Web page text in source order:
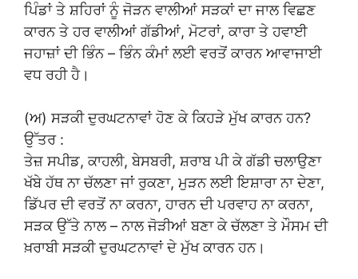
ਪਿੰਡਾਂ ਤੇ ਸ਼ਹਿਰਾਂ ਨੂੰ ਜੋੜਨ ਵਾਲੀਆਂ ਸੜਕਾਂ ਦਾ ਜਾਲ ਵਿਛਣ
ਕਾਰਨ ਤੇ ਹਰ ਵਾਲੀਆਂ ਗੱਡੀਆਂ, ਮੋਟਰਾਂ, ਕਾਰਾ ਤੇ ਹਵਾਈ
ਜਹਾਜ਼ਾਂ ਦੀ ਭਿੰਨ – ਭਿੰਨ ਕੰਮਾਂ ਲਈ ਵਰਤੋਂ ਕਾਰਨ ਆਵਾਜਾਈ
ਵਧ ਰਹੀ ਹੈ।
(ਅ) ਸੜਕੀ ਦੁਰਘਟਨਾਵਾਂ ਹੋਣ ਕੇ ਕਿਹੜੇ ਮੁੱਖ ਕਾਰਨ ਹਨ?
ਉੱਤਰ :
ਤੇਜ਼ ਸਪੀਡ, ਕਾਹਲੀ, ਬੇਸਬਰੀ, ਸ਼ਰਾਬ ਪੀ ਕੇ ਗੱਡੀ ਚਲਾਉਣਾ
ਖੱਬੇ ਹੱਥ ਨਾ ਚੱਲਣਾ ਜਾਂ ਰੁਕਣਾ, ਮੁੜਨ ਲਈ ਇਸ਼ਾਰਾ ਨਾ ਦੇਣਾ,
ਡਿੱਪਰ ਦੀ ਵਰਤੋਂ ਨਾ ਕਰਨਾ, ਹਾਰਨ ਦੀ ਪਰਵਾਹ ਨਾ ਕਰਨਾ,
ਸੜਕ ਉੱਤੇ ਨਾਲ – ਨਾਲ ਜੋੜੀਆਂ ਬਣਾ ਕੇ ਚੱਲਣਾ ਤੇ ਮੌਸਮ ਦੀ
ਖ਼ਰਾਬੀ ਸੜਕੀ ਦੁਰਘਟਨਾਵਾਂ ਦੇ ਮੁੱਖ ਕਾਰਨ ਹਨ।